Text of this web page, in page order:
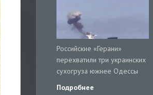
Российские «Герани»
перехватили три украинских
сухогруза южнее Одессы
Подробнее